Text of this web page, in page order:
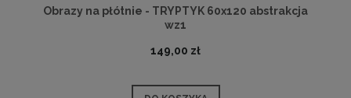
Obrazy na płótnie - TRYPTYK 60x120 abstrakcja
wz1
149,00 zł